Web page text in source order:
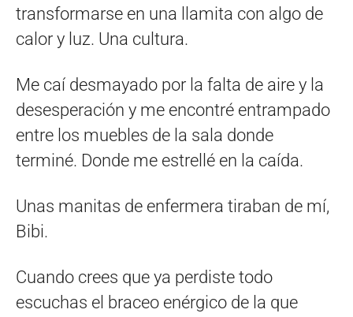
transformarse en una llamita con algo de
calor y luz. Una cultura.
Me caí desmayado por la falta de aire y la
desesperación y me encontré entrampado
entre los muebles de la sala donde
terminé. Donde me estrellé en la caída.
Unas manitas de enfermera tiraban de mí,
Bibi.
Cuando crees que ya perdiste todo
escuchas el braceo enérgico de la que